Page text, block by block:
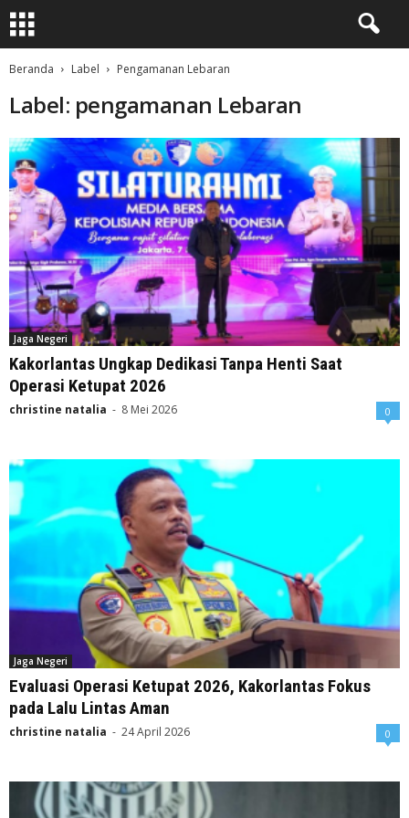
Beranda Label Pengamanan Lebaran
Label: pengamanan Lebaran
Jaga Negeri
Kakorlantas Ungkap Dedikasi Tanpa Henti Saat
Operasi Ketupat 2026
christine natalia - 8 Mei 2026 0
Jaga Negeri
Evaluasi Operasi Ketupat 2026, Kakorlantas Fokus
pada Lalu Lintas Aman
christine natalia - 24 April 2026 0